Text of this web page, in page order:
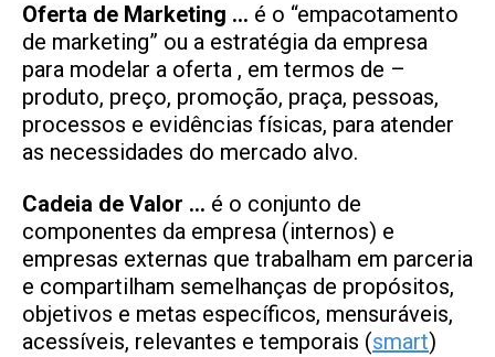
Oferta de Marketing … é o “empacotamento
de marketing” ou a estratégia da empresa
para modelar a oferta , em termos de –
produto, preço, promoção, praça, pessoas,
processos e evidências físicas, para atender
as necessidades do mercado alvo.
Cadeia de Valor … é o conjunto de
componentes da empresa (internos) e
empresas externas que trabalham em parceria
e compartilham semelhanças de propósitos,
objetivos e metas específicos, mensuráveis,
acessíveis, relevantes e temporais (smart)